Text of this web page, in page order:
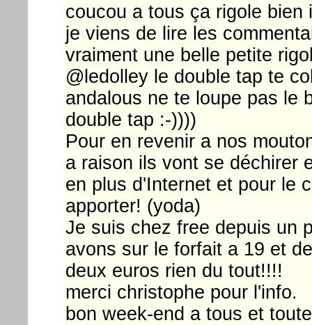
coucou a tous ça rigole bien
je viens de lire les
vraiment une belle petite
@ledolley le double tap te
andalous ne te loupe pas le
double tap :-))))
Pour en revenir a nos
a raison ils vont se déchirer
en plus d'Internet et pour le
apporter! (yoda)
Je suis chez free depuis un
avons sur le forfait a 19 et
deux euros rien du tout!!!!
merci christophe pour l'info.
bon week-end a tous et